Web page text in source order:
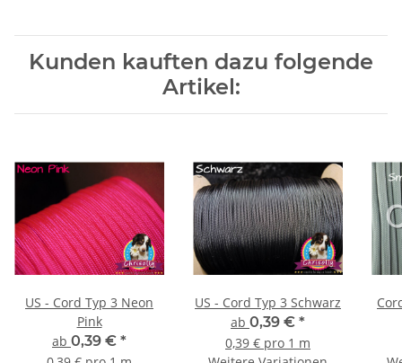
Kunden kauften dazu folgende
Artikel:
US - Cord Typ 3 Neon
Pink
ab 0,39 € *
US - Cord Typ 3 Schwarz
ab 0,39 € *
0,39 € pro 1 m